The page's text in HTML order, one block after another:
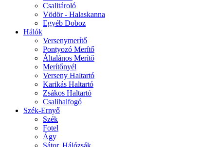
Csalitároló
Vödör - Halaskanna
Egyéb Doboz
Hálók
Versenymerítő
Pontyozó Merítő
Általános Merítő
Merítőnyél
Verseny Haltartó
Karikás Haltartó
Zsákos Haltartó
Csalihalfogó
Szék-Ernyő
Szék
Fotel
Ágy